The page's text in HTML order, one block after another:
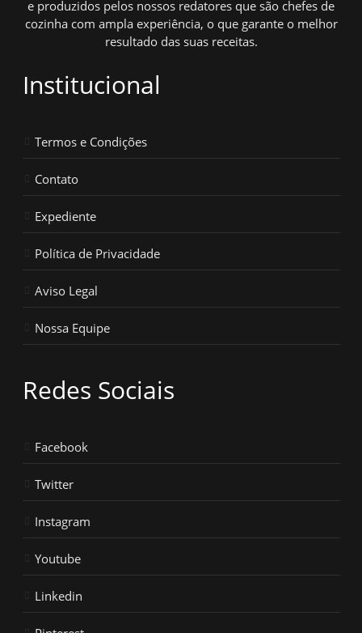
e produzidos pelos nossos redatores que são chefes de
cozinha com ampla experiência, o que garante o melhor
resultado das suas receitas.
Institucional
Termos e Condições
Contato
Expediente
Política de Privacidade
Aviso Legal
Nossa Equipe
Redes Sociais
Facebook
Twitter
Instagram
Youtube
Linkedin